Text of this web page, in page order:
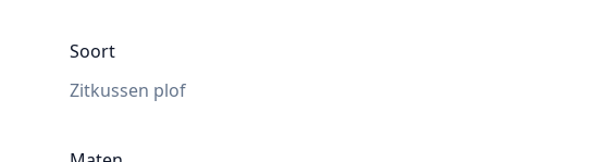
Soort
Zitkussen plof